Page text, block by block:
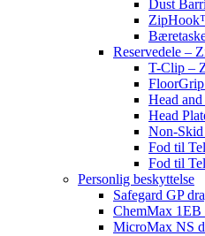
Dust
Reservedele –
T-Clip –
Head
Head
Non-
Fod til
Fod til
Personlig beskyttelse
Safegard GP
ChemMax 1EB
MicroMax NS